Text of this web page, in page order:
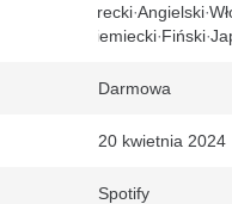
Grecki Angielski
Niemiecki Fiński
Darmowa
20 kwietnia 2024
Spotify